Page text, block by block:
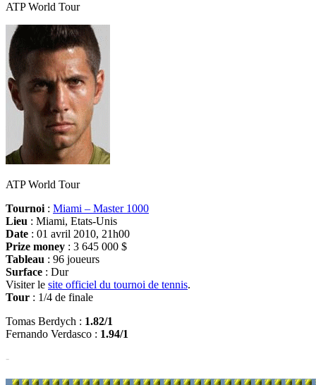
ATP World Tour
ATP World Tour
Tournoi : Miami – Master 1000
Lieu : Miami, Etats-Unis
Date : 01 avril 2010, 21h00
Prize money : 3 645 000 $
Tableau : 96 joueurs
Surface : Dur
Visiter le site officiel du tournoi de tennis.
Tour : 1/4 de finale
Tomas Berdych : 1.82/1
Fernando Verdasco : 1.94/1
-